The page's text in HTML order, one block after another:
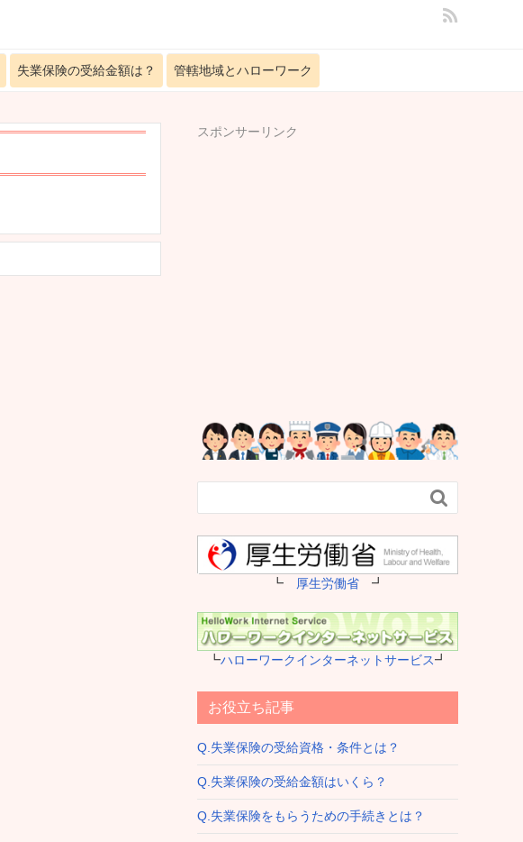
失業保険の受給金額は？ 管轄地域とハローワーク
スポンサーリンク

┗ 厚生労働省 ┛
┗ハローワークインターネットサービス┛
お役立ち記事
Q.失業保険の受給資格・条件とは？
Q.失業保険の受給金額はいくら？
Q.失業保険をもらうための手続きとは？